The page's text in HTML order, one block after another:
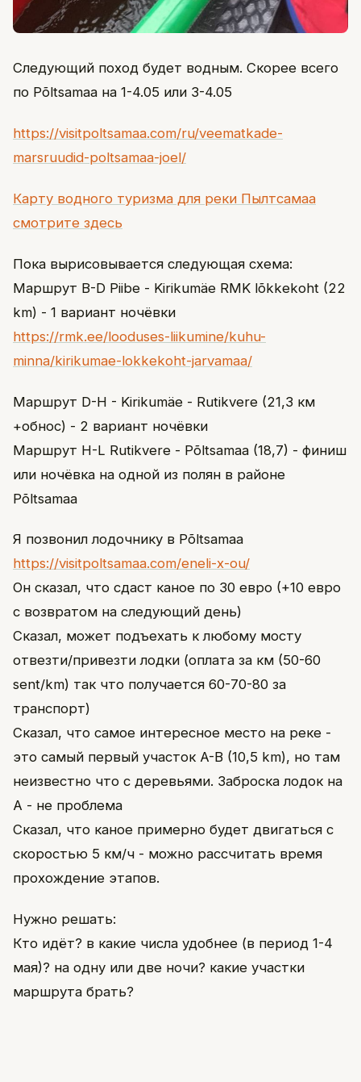
Следующий поход будет водным. Скорее всего
по Põltsamaa на 1-4.05 или 3-4.05
https://visitpoltsamaa.com/ru/veematkade-
marsruudid-poltsamaa-joel/
Карту водного туризма для реки Пылтсамаа
смотрите здесь
Пока вырисовывается следующая схема:
Маршрут B-D Piibe - Kirikumäe RMK lõkkekoht (22
km) - 1 вариант ночёвки
https://rmk.ee/looduses-liikumine/kuhu-
minna/kirikumae-lokkekoht-jarvamaa/
Маршрут D-H - Kirikumäe - Rutikvere (21,3 км
+обнос) - 2 вариант ночёвки
Маршрут H-L Rutikvere - Põltsamaa (18,7) - финиш
или ночёвка на одной из полян в районе
Põltsamaa
Я позвонил лодочнику в Põltsamaa
https://visitpoltsamaa.com/eneli-x-ou/
Он сказал, что сдаст каное по 30 евро (+10 евро
с возвратом на следующий день)
Сказал, может подъехать к любому мосту
отвезти/привезти лодки (оплата за км (50-60
sent/km) так что получается 60-70-80 за
транспорт)
Сказал, что самое интересное место на реке -
это самый первый участок A-B (10,5 km), но там
неизвестно что с деревьями. Заброска лодок на
А - не проблема
Сказал, что каное примерно будет двигаться с
скоростью 5 км/ч - можно рассчитать время
прохождение этапов.
Нужно решать:
Кто идёт? в какие числа удобнее (в период 1-4
мая)? на одну или две ночи? какие участки
маршрута брать?